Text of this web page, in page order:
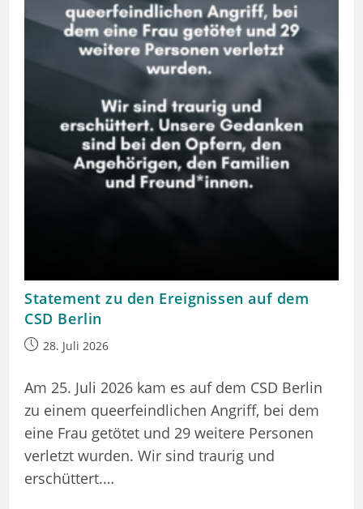
Statement zu den Ereignissen auf dem
CSD Berlin
Beitrag28. Juli 2026
Am 25. Juli 2026 kam es auf dem CSD Berlin
zu einem queerfeindlichen Angriff, bei dem
eine Frau getötet und 29 weitere Personen
verletzt wurden. Wir sind traurig und
erschüttert.…